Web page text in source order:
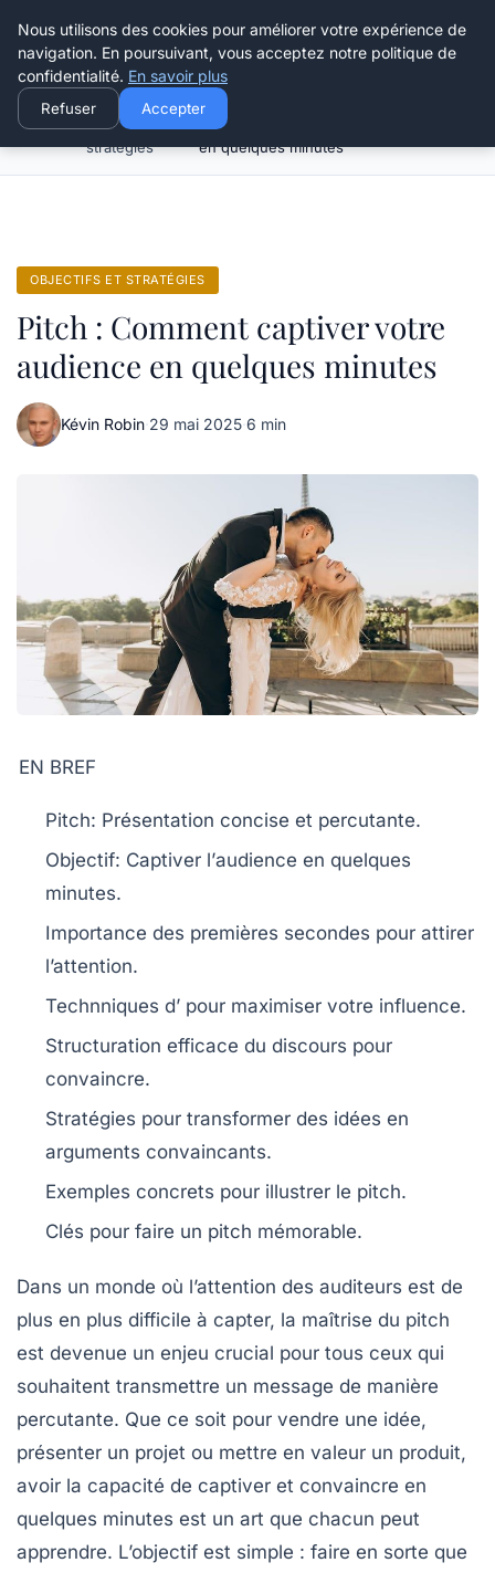
Henry Panky
Objectifs et
stratégies
Pitch : Comment captiver votre audience
en quelques minutes
OBJECTIFS ET STRATÉGIES
Pitch : Comment captiver votre
audience en quelques minutes
Kévin Robin·29 mai 2025·6 min
EN BREF
Pitch: Présentation concise et percutante.
Objectif: Captiver l’audience en quelques
minutes.
Importance des premières secondes pour attirer
l’attention.
Technniques d’ pour maximiser votre influence.
Structuration efficace du discours pour
convaincre.
Stratégies pour transformer des idées en
arguments convaincants.
Exemples concrets pour illustrer le pitch.
Clés pour faire un pitch mémorable.
Dans un monde où l’attention des auditeurs est de
plus en plus difficile à capter, la maîtrise du pitch
est devenue un enjeu crucial pour tous ceux qui
souhaitent transmettre un message de manière
percutante. Que ce soit pour vendre une idée,
présenter un projet ou mettre en valeur un produit,
avoir la capacité de captiver et convaincre en
quelques minutes est un art que chacun peut
apprendre. L’objectif est simple : faire en sorte que
Nous utilisons des cookies pour améliorer votre expérience de
navigation. En poursuivant, vous acceptez notre politique de
confidentialité. En savoir plus
Refuser Accepter